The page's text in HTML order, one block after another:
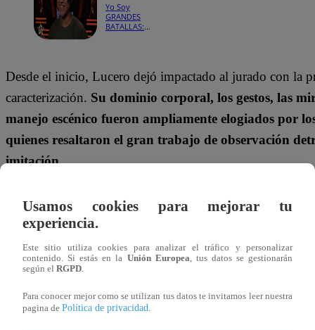
Yo Soy
GRANDES
BATALLAS:
y defender su
Lucero!
Desde el inicio, Lucero dejó impactado al jurado con la
caracterización. Su dominio corporal, los gestos, las
manejo escénico fueron ampliamente elogiados por
quienes resaltaron el gran trabajo de observación
imitación.
rápidamente con el público gracias a su energía, soltura
ciertos agudos al inicio de la presentación, los jueces
personaje.
Usamos cookies para mejorar tu
experiencia.
Este sitio utiliza cookies para analizar el tráfico y personalizar
contenido. Si estás en la Unión Europea, tus datos se gestionarán
según el RGPD.
Para conocer mejor como se utilizan tus datos te invitamos leer nuestra
pagina de Política de privacidad.